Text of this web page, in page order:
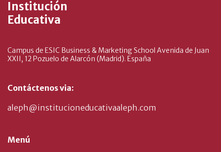
Campus de ESIC Business & Marketing School Avenida de Juan
XXII, 12 Pozuelo de Alarcón (Madrid). España
Contáctenos via:
aleph@institucioneducativaaleph.com
Menú